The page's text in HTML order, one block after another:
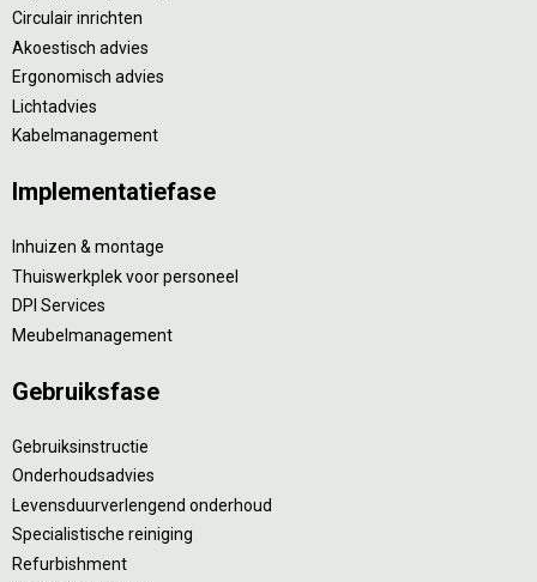
Circulair inrichten
Akoestisch advies
Ergonomisch advies
Lichtadvies
Kabelmanagement
Implementatiefase
Inhuizen & montage
Thuiswerkplek voor personeel
DPI Services
Meubelmanagement
Gebruiksfase
Gebruiksinstructie
Onderhoudsadvies
Levensduurverlengend onderhoud
Specialistische reiniging
Refurbishment